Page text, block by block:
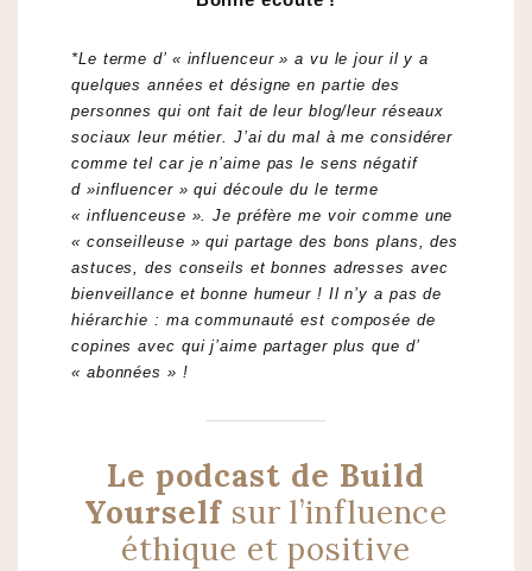
*Le terme d’ « influenceur » a vu le jour il y a
quelques années et désigne en partie des
personnes qui ont fait de leur blog/leur réseaux
sociaux leur métier. J’ai du mal à me considérer
comme tel car je n’aime pas le sens négatif
d »influencer » qui découle du le terme
« influenceuse ». Je préfère me voir comme une
« conseilleuse » qui partage des bons plans, des
astuces, des conseils et bonnes adresses avec
bienveillance et bonne humeur ! Il n’y a pas de
hiérarchie : ma communauté est composée de
copines avec qui j’aime partager plus que d’
« abonnées » !
Le podcast de Build
Yourselfsur l’influence
éthique et positive